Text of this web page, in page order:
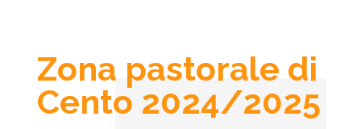
Zona pastorale di
Cento 2024/2025